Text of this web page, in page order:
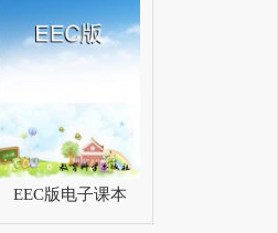
EEC版电子课本